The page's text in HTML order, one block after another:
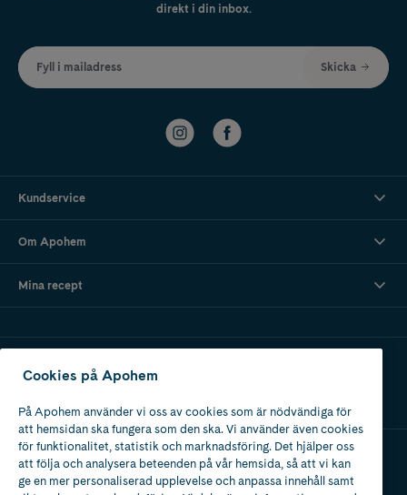
direkt i din inbox.
Fyll i mailadress Skicka
Kundservice
Om Apohem
Mina recept
Apotek med tillstånd
av Läkemedelsverket
Cookies på Apohem
På Apohem använder vi oss av cookies som är nödvändiga för
att hemsidan ska fungera som den ska. Vi använder även cookies
för funktionalitet, statistik och marknadsföring. Det hjälper oss
att följa och analysera beteenden på vår hemsida, så att vi kan
ge en mer personaliserad upplevelse och anpassa innehåll samt